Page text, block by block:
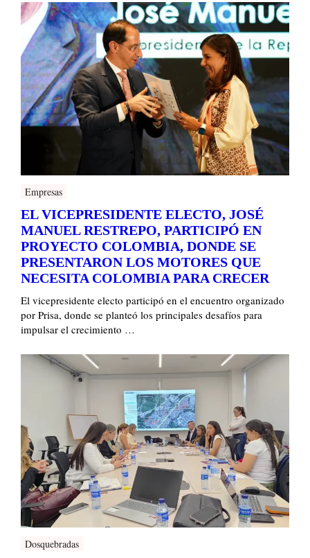
Empresas
EL VICEPRESIDENTE ELECTO, JOSÉ
MANUEL RESTREPO, PARTICIPÓ EN
PROYECTO COLOMBIA, DONDE SE
PRESENTARON LOS MOTORES QUE
NECESITA COLOMBIA PARA CRECER
El vicepresidente electo participó en el encuentro organizado
por Prisa, donde se planteó los principales desafíos para
impulsar el crecimiento …
Dosquebradas